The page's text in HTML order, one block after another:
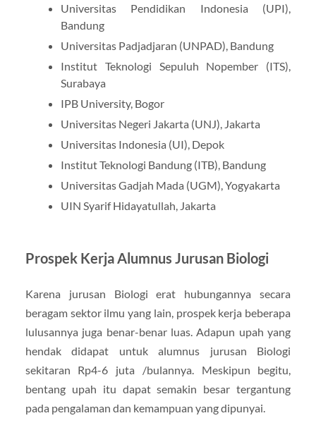
Universitas Pendidikan Indonesia (UPI),
Bandung
Universitas Padjadjaran (UNPAD), Bandung
Institut Teknologi Sepuluh Nopember (ITS),
Surabaya
IPB University, Bogor
Universitas Negeri Jakarta (UNJ), Jakarta
Universitas Indonesia (UI), Depok
Institut Teknologi Bandung (ITB), Bandung
Universitas Gadjah Mada (UGM), Yogyakarta
UIN Syarif Hidayatullah, Jakarta
Prospek Kerja Alumnus Jurusan Biologi
Karena jurusan Biologi erat hubungannya secara
beragam sektor ilmu yang lain, prospek kerja beberapa
lulusannya juga benar-benar luas. Adapun upah yang
hendak didapat untuk alumnus jurusan Biologi
sekitaran Rp4-6 juta /bulannya. Meskipun begitu,
bentang upah itu dapat semakin besar tergantung
pada pengalaman dan kemampuan yang dipunyai.